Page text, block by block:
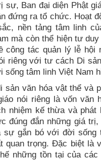
sự, Ban đại diện Phật
đứng ra tổ chức. Hoạt
nền tảng tâm linh
mà còn thể hiện tư
công tác quản lý lễ hội
riêng với tư cách Di
sống tâm linh Việt Nam
sản văn hóa vật thể và
nói riêng là vốn văn
nhiệm kế thừa và phát
đúng đắn những giá
sự gắn bó với đời sống
quan trọng. Đặc biệt là
những tồn tại của các